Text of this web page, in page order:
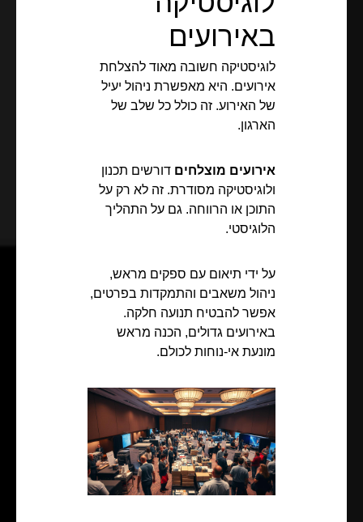
באירועים
לוגיסטיקה חשובה מאוד להצלחת
אירועים. היא מאפשרת ניהול יעיל
של האירוע. זה כולל כל שלב של
הארגון.
אירועים מוצלחים דורשים תכנון
ולוגיסטיקה מסודרת. זה לא רק על
התוכן או הרווחה. גם על התהליך
הלוגיסטי.
על ידי תיאום עם ספקים מראש,
ניהול משאבים והתמקדות בפרטים,
אפשר להבטיח תנועה חלקה.
באירועים גדולים, הכנה מראש
מונעת אי-נוחות לכולם.